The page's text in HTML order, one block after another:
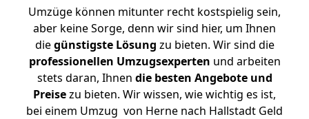
Umzüge können mitunter recht kostspielig sein,
aber keine Sorge, denn wir sind hier, um Ihnen
diegünstigste Lösung zu bieten. Wir sind die
professionellen Umzugsexperten und arbeiten
stets daran, Ihnen die besten Angebote und
Preisezu bieten. Wir wissen, wie wichtig es ist,
bei einem Umzug von Herne nach Hallstadt Geld